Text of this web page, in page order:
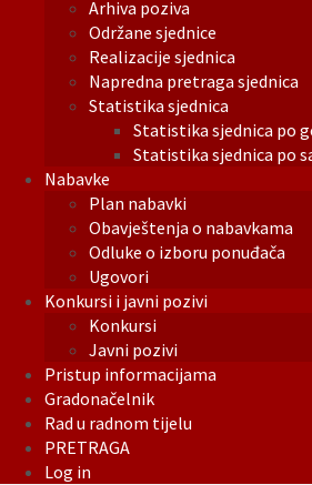
Arhiva poziva
Održane sjednice
Realizacije sjednica
Napredna pretraga sjednica
Statistika sjednica
Statistika sjednica po
Statistika sjednica po
Nabavke
Plan nabavki
Obavještenja o nabavkama
Odluke o izboru ponuđača
Ugovori
Konkursi i javni pozivi
Konkursi
Javni pozivi
Pristup informacijama
Gradonačelnik
Rad u radnom tijelu
PRETRAGA
Log in